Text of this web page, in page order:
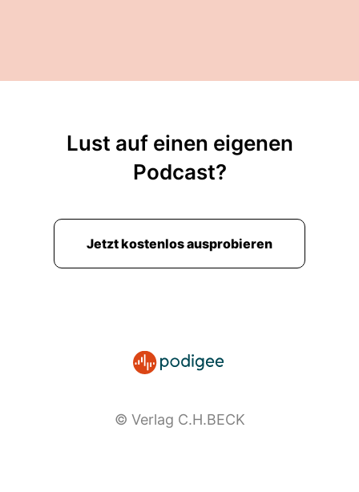
Lust auf einen eigenen
Podcast?
Jetzt kostenlos ausprobieren
© Verlag C.H.BECK